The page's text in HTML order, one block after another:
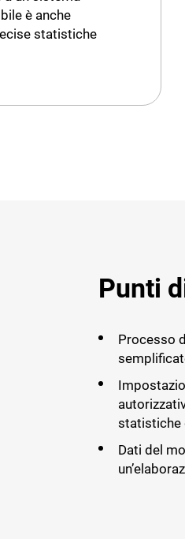
è anche
statistiche
Punti
Processo
statistiche
Dati del